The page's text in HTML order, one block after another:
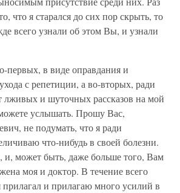
что я старался до сих пор скрыть, то
всего узнали об этом Вы, и узнали
первых, в виде оправдания и
с репетиции, а во-вторых, ради
лживых и шуточных рассказов на мой
услышать. Прошу Вас,
не подумать, что я ради
что-нибудь в своей болезни.
и, может быть, даже больше того, Вам
моя и доктор. В течение всего
прилагал и прилагаю много усилий в